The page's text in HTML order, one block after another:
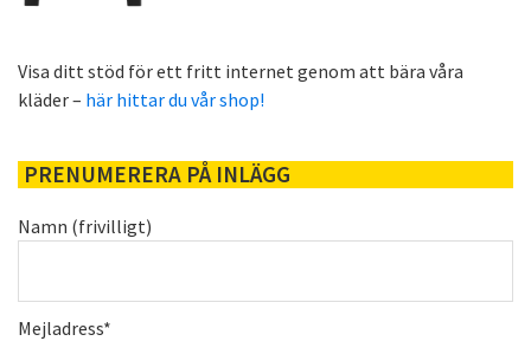
Visa ditt stöd för ett fritt internet genom att bära våra
kläder – här hittar du vår shop!
PRENUMERERA PÅ INLÄGG
Namn (frivilligt)
Mejladress*